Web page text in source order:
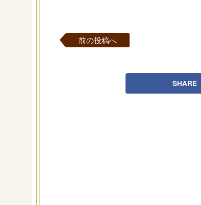
前の投稿へ
SHARE